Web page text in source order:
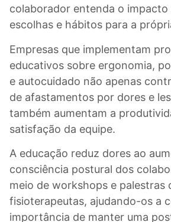
colaborador entenda o impacto
escolhas e hábitos para a
Empresas que implementam
educativos sobre ergonomia,
e autocuidado não apenas
de afastamentos por dores e
também aumentam a
satisfação da equipe.
A educação reduz dores ao
consciência postural dos
meio de workshops e palestras
fisioterapeutas, ajudando-os a
importância de manter uma